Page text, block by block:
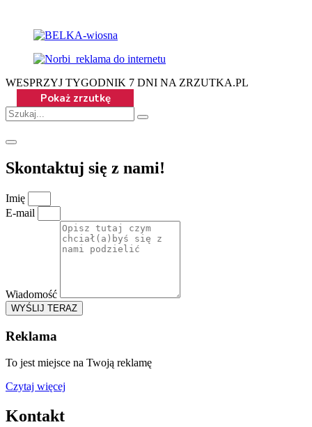
WESPRZYJ TYGODNIK 7 DNI NA ZRZUTKA.PL
Skontaktuj się z nami!
Imię
E-mail
Wiadomość
WYŚLIJ TERAZ
Reklama
To jest miejsce na Twoją reklamę
Czytaj więcej
Kontakt